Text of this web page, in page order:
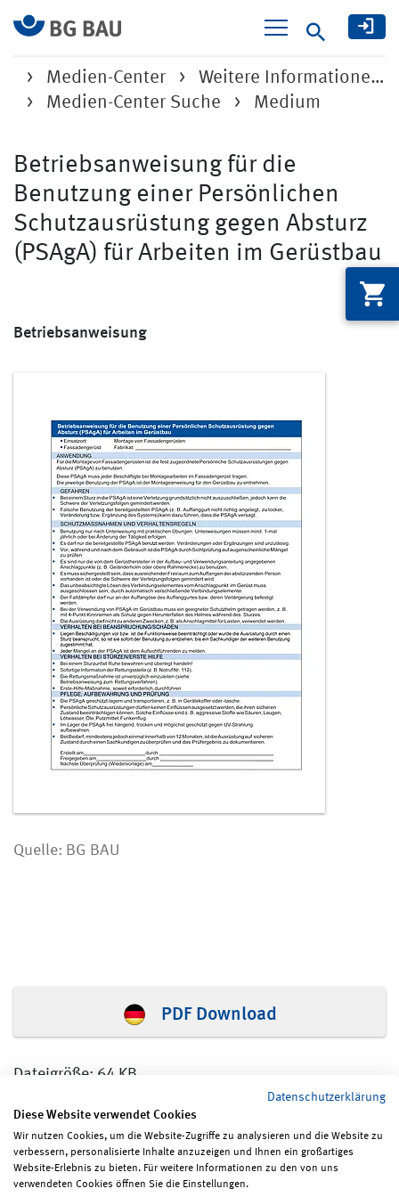
Suche
Medien-Center
Weitere Informatione…
Medien-Center Suche
Medium
Betriebsanweisung für die
Benutzung einer Persönlichen
Schutzausrüstung gegen Absturz
(PSAgA) für Arbeiten im Gerüstbau
Betriebsanweisung
Quelle: BG BAU
PDF Download
Dateigröße: 64 KB
Seite teilen Seite drucken
Datenschutzerklärung
Diese Website verwendet Cookies
Wir nutzen Cookies, um die Website-Zugriffe zu analysieren und die Website zu
verbessern, personalisierte Inhalte anzuzeigen und Ihnen ein großartiges
Website-Erlebnis zu bieten. Für weitere Informationen zu den von uns
verwendeten Cookies öffnen Sie die Einstellungen.